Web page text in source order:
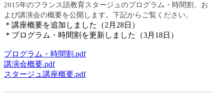
2015年のフランス語教育スタージュのプログラム・時間割、お
よび講演会の概要を公開します。下記からご覧ください。
＊講座概要を追加しました（2月28日）
＊プログラム・時間割を更新しました（3月18日）
プログラム・時間割.pdf
講演会概要.pdf
スタージュ講座概要.pdf